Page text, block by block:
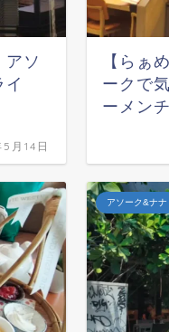
アソ
月14日
【らぁ
ークで
ーメン
アソーク&ナナ